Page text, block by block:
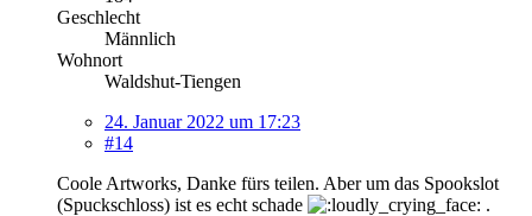
Geschlecht
Männlich
Wohnort
Waldshut-Tiengen
24. Januar 2022 um 17:23
#14
Coole Artworks, Danke fürs teilen. Aber um das Spookslot
(Spuckschloss) ist es echt schade
.